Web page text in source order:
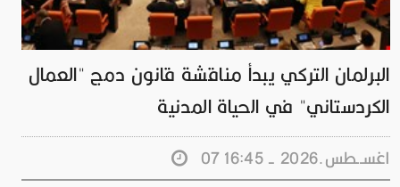
البرلمان التركي يبدأ مناقشة قانون دمج "العمال
الكردستاني" في الحياة المدنية
07 اغســطس.2026 - 16:45